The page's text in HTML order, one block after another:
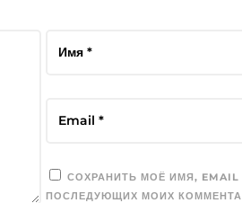
СОХРАНИТЬ МОЁ ИМЯ,
ПОСЛЕДУЮЩИХ МОИХ